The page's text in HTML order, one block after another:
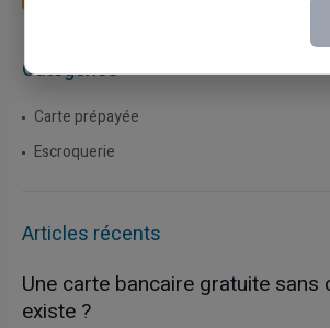
Catégories
Carte prépayée
Escroquerie
Articles récents
Une carte bancaire gratuite sans
existe ?